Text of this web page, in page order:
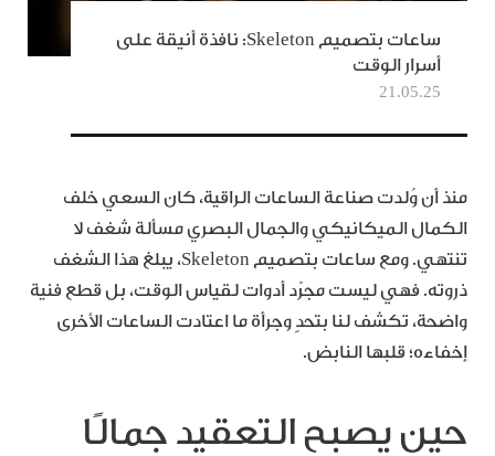
ساعات بتصميم Skeleton: نافذة أنيقة على
أسرار الوقت
21.05.25
منذ أن وُلدت صناعة الساعات الراقية، كان السعي خلف
الكمال الميكانيكي والجمال البصري مسألة شغف لا
تنتهي. ومع ساعات بتصميم Skeleton، يبلغ هذا الشغف
ذروته. فهي ليست مجرّد أدوات لقياس الوقت، بل قطع فنية
واضحة، تكشف لنا بتحدٍ وجرأة ما اعتادت الساعات الأخرى
إخفاءه؛ قلبها النابض.
حين يصبح التعقيد جمالًا